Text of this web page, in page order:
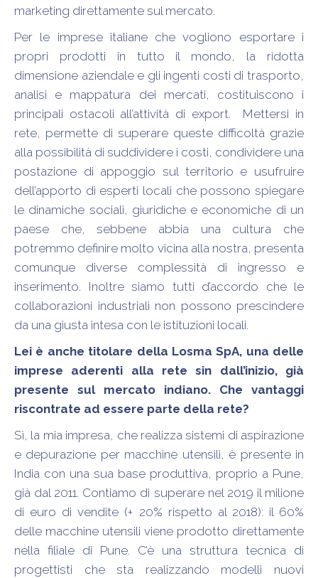
marketing direttamente sul mercato.
Per le imprese italiane che vogliono esportare i
propri prodotti in tutto il mondo, la ridotta
dimensione aziendale e gli ingenti costi di trasporto,
analisi e mappatura dei mercati, costituiscono i
principali ostacoli all’attività di export. Mettersi in
rete, permette di superare queste difficoltà grazie
alla possibilità di suddividere i costi, condividere una
postazione di appoggio sul territorio e usufruire
dell’apporto di esperti locali che possono spiegare
le dinamiche sociali, giuridiche e economiche di un
paese che, sebbene abbia una cultura che
potremmo definire molto vicina alla nostra, presenta
comunque diverse complessità di ingresso e
inserimento. Inoltre siamo tutti d’accordo che le
collaborazioni industriali non possono prescindere
da una giusta intesa con le istituzioni locali.
Lei è anche titolare della Losma SpA, una delle
imprese aderenti alla rete sin dall’inizio, già
presente sul mercato indiano. Che vantaggi
riscontrate ad essere parte della rete?
Sì, la mia impresa, che realizza sistemi di aspirazione
e depurazione per macchine utensili, è presente in
India con una sua base produttiva, proprio a Pune,
già dal 2011. Contiamo di superare nel 2019 il milione
di euro di vendite (+ 20% rispetto al 2018): il 60%
delle macchine utensili viene prodotto direttamente
nella filiale di Pune. C’è una struttura tecnica di
progettisti che sta realizzando modelli nuovi